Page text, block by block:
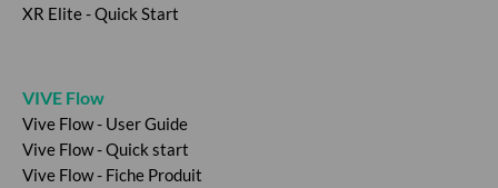
XR Elite - Quick Start
VIVE Flow
Vive Flow - User Guide
Vive Flow - Quick start
Vive Flow - Fiche Produit